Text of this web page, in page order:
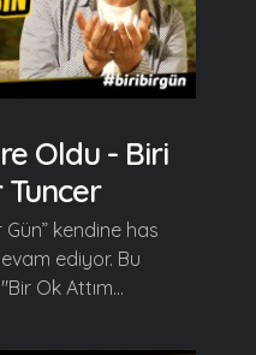
Oldu - Biri
Tuncer
kendine has
ediyor. Bu
Ok Attım...